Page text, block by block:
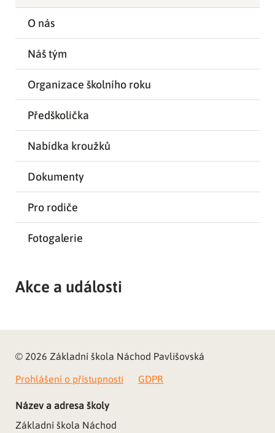
O nás
Náš tým
Organizace školního roku
Předškolička
Nabídka kroužků
Dokumenty
Pro rodiče
Fotogalerie
Akce a události
© 2026 Základní škola Náchod Pavlišovská
Prohlášení o přístupnosti GDPR
Název a adresa školy
Základní škola Náchod